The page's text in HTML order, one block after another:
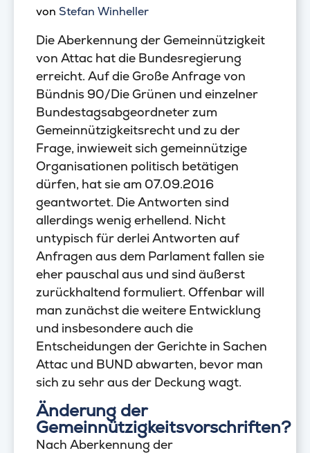
von Stefan Winheller
Die Aberkennung der Gemeinnützigkeit
von Attac hat die Bundesregierung
erreicht. Auf die Große Anfrage von
Bündnis 90/Die Grünen und einzelner
Bundestagsabgeordneter zum
Gemeinnützigkeitsrecht und zu der
Frage, inwieweit sich gemeinnützige
Organisationen politisch betätigen
dürfen, hat sie am 07.09.2016
geantwortet. Die Antworten sind
allerdings wenig erhellend. Nicht
untypisch für derlei Antworten auf
Anfragen aus dem Parlament fallen sie
eher pauschal aus und sind äußerst
zurückhaltend formuliert. Offenbar will
man zunächst die weitere Entwicklung
und insbesondere auch die
Entscheidungen der Gerichte in Sachen
Attac und BUND abwarten, bevor man
sich zu sehr aus der Deckung wagt.
Änderung der
Gemeinnützigkeitsvorschriften?
Nach Aberkennung der